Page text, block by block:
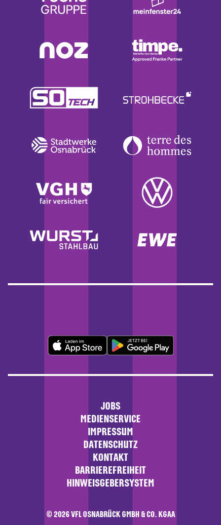
JOBS
MEDIENSERVICE
IMPRESSUM
DATENSCHUTZ
KONTAKT
BARRIEREFREIHEIT
HINWEISGEBERSYSTEM
© 2026 VFL OSNABRÜCK GMBH & CO. KGAA